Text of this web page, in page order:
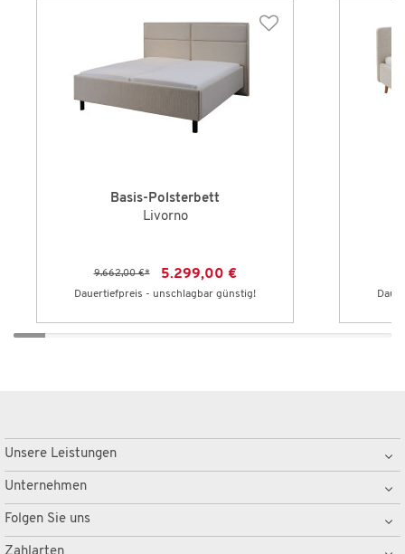
Basis-Polsterbett
Livorno
9.662,00 €* 5.299,00 €
Dauertiefpreis - unschlagbar günstig!
Unsere Leistungen
Unternehmen
Folgen Sie uns